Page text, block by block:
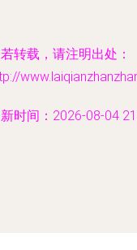
转载，请注明出处：
时间：2026-08-04